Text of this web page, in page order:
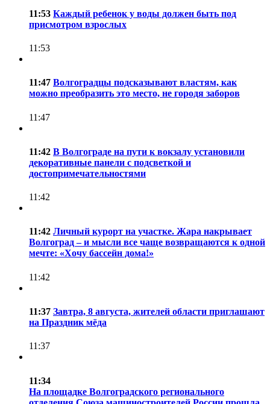
11:53 Каждый ребенок у воды должен быть под
присмотром взрослых
11:53
11:47 Волгоградцы подсказывают властям, как
можно преобразить это место, не городя заборов
11:47
11:42 В Волгограде на пути к вокзалу установили
декоративные панели с подсветкой и
достопримечательностями
11:42
11:42 Личный курорт на участке. Жара накрывает
Волгоград – и мысли все чаще возвращаются к одной
мечте: «Хочу бассейн дома!»
11:42
11:37 Завтра, 8 августа, жителей области приглашают
на Праздник мёда
11:37
11:34
На площадке Волгоградского регионального